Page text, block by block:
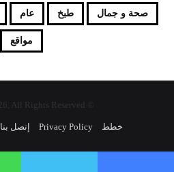
صحة و جمال طبخ عام
مواقع
خطط Privacy Policy إتصل بنا